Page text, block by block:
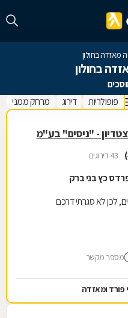
מאזדה בחולון
בחולון
פופולריות דירוג מרחק ממני
- "ניסים" בע"מ
43 דירוגים
לכן לא סגרתי דרכם
מספר מקשר
פורד ומאזדה